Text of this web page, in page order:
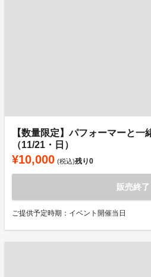
【数量限定】パフォーマーと一
（11/21・日）
¥10,000 (税込)残り0
販売終了
ご提供予定時期：イベント開催当日